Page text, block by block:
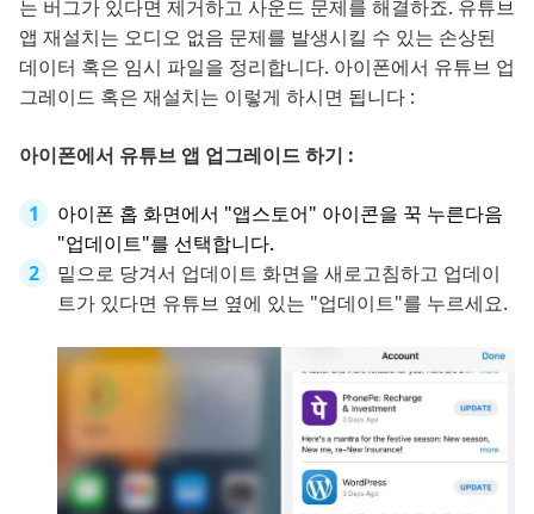
는 버그가 있다면 제거하고 사운드 문제를 해결하죠. 유튜브
앱 재설치는 오디오 없음 문제를 발생시킬 수 있는 손상된
데이터 혹은 임시 파일을 정리합니다. 아이폰에서 유튜브 업
그레이드 혹은 재설치는 이렇게 하시면 됩니다 :
아이폰에서 유튜브 앱 업그레이드 하기 :
아이폰 홉 화면에서 "앱스토어" 아이콘을 꾹 누른다음
"업데이트"를 선택합니다.
밑으로 당겨서 업데이트 화면을 새로고침하고 업데이
트가 있다면 유튜브 옆에 있는 "업데이트"를 누르세요.